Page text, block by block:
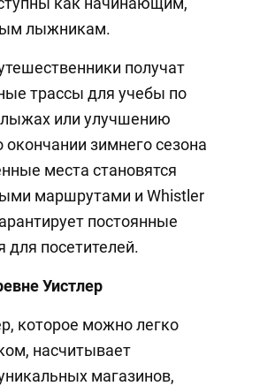
лыжникам.
получат
трассы для учебы по
или улучшению
зимнего сезона
места становятся
маршрутами и Whistler
постоянные
для посетителей.
Уистлер
которое можно легко
насчитывает
магазинов,